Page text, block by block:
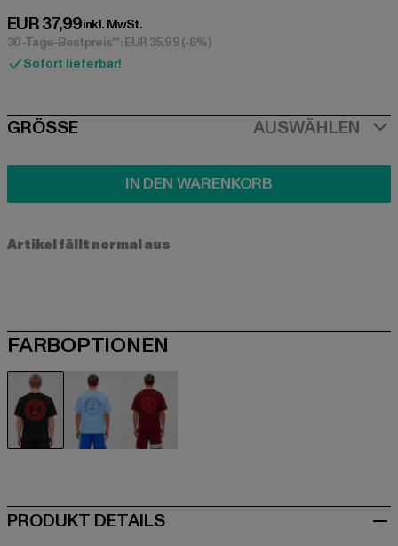
EUR 37,99
Derzeitiger Preis: EUR 37,99
inkl. MwSt.
30-Tage-Bestpreis**: EUR 35,99(-6%)
Sofort lieferbar!
SIZE
GRÖSSE AUSWÄHLEN
IN DEN WARENKORB
Artikel fällt normal aus
FARBOPTIONEN
PRODUKT DETAILS